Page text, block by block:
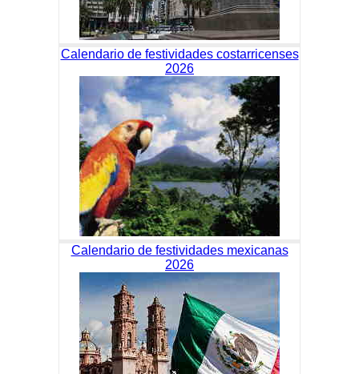
Calendario de festividades costarricenses
2026
Calendario de festividades mexicanas
2026